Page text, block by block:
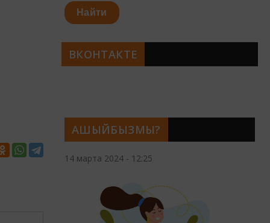
АШЫЙБЫЗМЫ?
14 марта 2024 - 12:25
Найти
ВКОНТАКТЕ